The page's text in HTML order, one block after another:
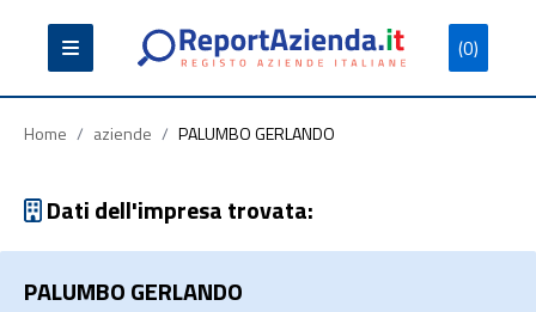
(0)
Partita
Iva
Codice
Fiscale
Ragione
Sociale
Cerca
Home / aziende / PALUMBO GERLANDO
Dati dell'impresa trovata:
PALUMBO GERLANDO